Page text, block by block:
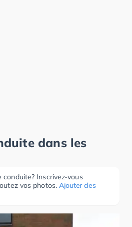
dans les
conduite? Inscrivez-vous
vos photos. Ajouter des